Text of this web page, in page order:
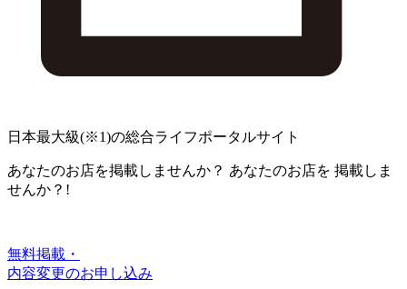
日本最大級(※1)の総合ライフポータルサイト
あなたのお店を掲載しませんか？ あなたのお店を 掲載しま
せんか？!
無料掲載・
内容変更のお申し込み